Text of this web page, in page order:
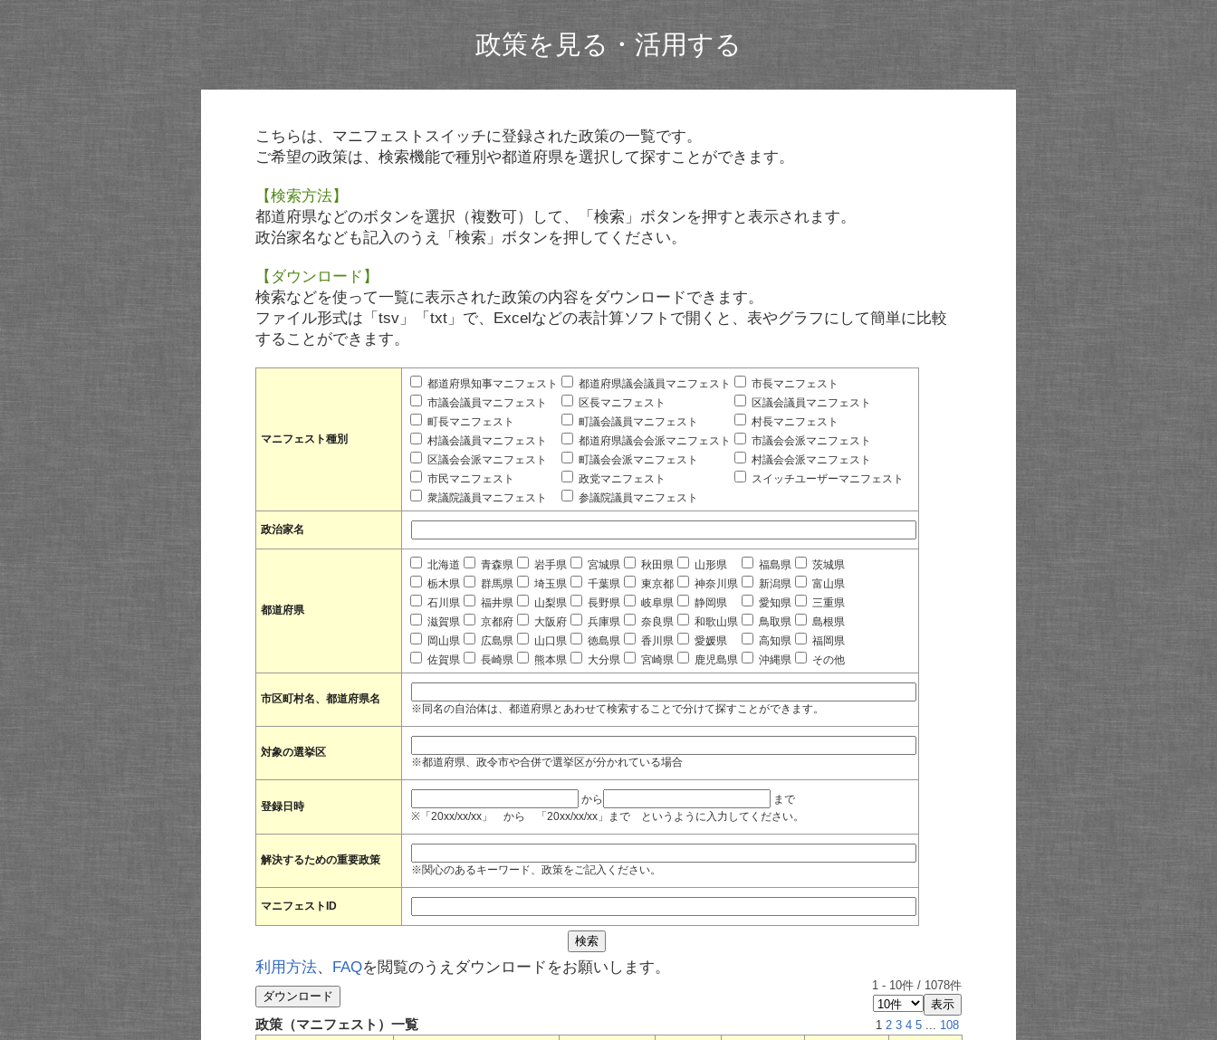
政策を見る・活用する
こちらは、マニフェストスイッチに登録された政策の一覧です。
ご希望の政策は、検索機能で種別や都道府県を選択して探すことができます。
【検索方法】
都道府県などのボタンを選択（複数可）して、「検索」ボタンを押すと表示されます。
政治家名なども記入のうえ「検索」ボタンを押してください。
【ダウンロード】
検索などを使って一覧に表示された政策の内容をダウンロードできます。
ファイル形式は「tsv」「txt」で、Excelなどの表計算ソフトで開くと、表やグラフにして簡単に比較
することができます。
マニフェスト種別
都道府県知事マニフェスト 都道府県議会議員マニフェスト
市長マニフェスト
市議会議員マニフェスト
区長マニフェスト
区議会議員マニフェスト
町長マニフェスト
町議会議員マニフェスト
村長マニフェスト
村議会議員マニフェスト
都道府県議会会派マニフェスト
市議会会派マニフェスト
区議会会派マニフェスト
町議会会派マニフェスト
村議会会派マニフェスト
市民マニフェスト
政党マニフェスト
スイッチユーザーマニフェスト
衆議院議員マニフェスト
参議院議員マニフェスト
政治家名
都道府県
北海道 青森県 岩手県 宮城県 秋田県 山形県 福島県
茨城県
栃木県
群馬県 埼玉県 千葉県 東京都 神奈川県 新潟県
富山県
石川県
福井県 山梨県 長野県 岐阜県 静岡県 愛知県
三重県
滋賀県
京都府 大阪府 兵庫県 奈良県 和歌山県 鳥取県
島根県
岡山県
広島県 山口県 徳島県 香川県 愛媛県 高知県
福岡県
佐賀県
長崎県 熊本県 大分県 宮崎県 鹿児島県 沖縄県 その他
市区町村名、都道府県名
※同名の自治体は、都道府県とあわせて検索することで分けて探すことができます。
対象の選挙区
※都道府県、政令市や合併で選挙区が分かれている場合
登録日時
から
まで
※「20xx/xx/xx」 から 「20xx/xx/xx」まで というように入力してください。
解決するための重要政策
※関心のあるキーワード、政策をご記入ください。
マニフェストID
利用方法、 FAQを閲覧のうえダウンロードをお願いします。
1 - 10件 / 1078件
政策（マニフェスト）一覧 1 2 3 4 5 ... 108